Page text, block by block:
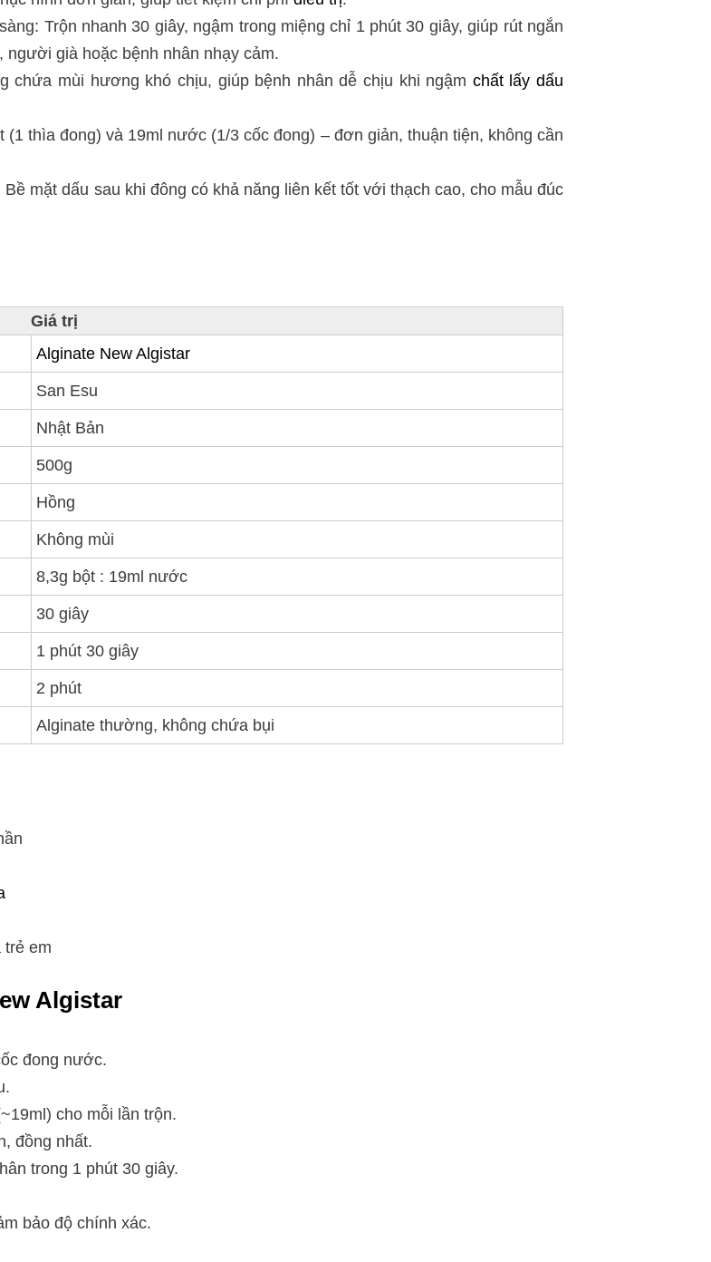
Trộn nhanh 30 giây, ngậm trong miệng chỉ 1 phút 30 giây, giúp rút ngắn
già hoặc bệnh nhân nhạy cảm.
chứa mùi hương khó chịu, giúp bệnh nhân dễ chịu khi ngậm chất lấy dấu
thìa đong) và 19ml nước (1/3 cốc đong) – đơn giản, thuận tiện, không cần
Bề mặt dấu sau khi đông có khả năng liên kết tốt với thạch cao, cho mẫu đúc
Giá trị
Alginate New Algistar
San Esu
Nhật Bản
500g
Hồng
Không mùi
8,3g bột : 19ml nước
30 giây
1 phút 30 giây
2 phút
Alginate thường, không chứa bụi
em
Algistar
đong nước.
cho mỗi lần trộn.
đồng nhất.
trong 1 phút 30 giây.
bảo độ chính xác.